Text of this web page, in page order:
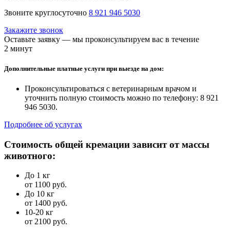
Звоните круглосуточно 8 921 946 5030
Закажите звонок
Оставьте заявку — мы проконсультируем вас в течение
2 минут
Дополнительные платные услуги при выезде на дом:
Проконсультироваться с ветеринарным врачом и
уточнить полную стоимость можно по телефону: 8 921
946 5030.
Подробнее об услугах
Стоимость общей кремации зависит от массы
животного:
До 1 кг
от 1100 руб.
До 10 кг
от 1400 руб.
10-20 кг
от 2100 руб.